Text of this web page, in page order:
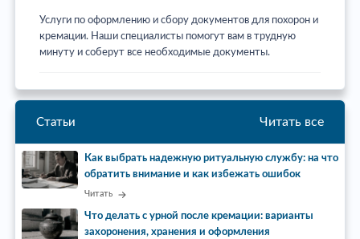
Услуги по оформлению и сбору документов для похорон и
кремации. Наши специалисты помогут вам в трудную
минуту и соберут все необходимые документы.
Статьи Читать все
Как выбрать надежную ритуальную службу: на что
обратить внимание и как избежать ошибок
Читать
Что делать с урной после кремации: варианты
захоронения, хранения и оформления